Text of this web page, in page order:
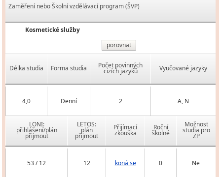
Zaměření nebo Školní vzdělávací program (ŠVP)
Kosmetické služby
porovnat
Délka studia Forma studia Počet povinných
cizích jazyků Vyučované jazyky
4,0 Denní 2 A, N
LONI:
přihlášení/plán
přijmout
LETOS:
plán
přijmout
Přijímací
zkouška
Roční
školné
Možnost
studia pro
ZP
53 / 12 12 koná se 0 Ne